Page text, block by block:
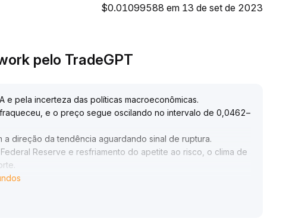
$0.01099588 em 13 de set de 2023
pelo TradeGPT
e pela incerteza das políticas macroeconômicas.
e o preço segue oscilando no intervalo de 0,0462–
a direção da tendência aguardando sinal de ruptura.
Reserve e resfriamento do apetite ao risco, o clima de
do intervalo e o surgimento de catalisadores
posições